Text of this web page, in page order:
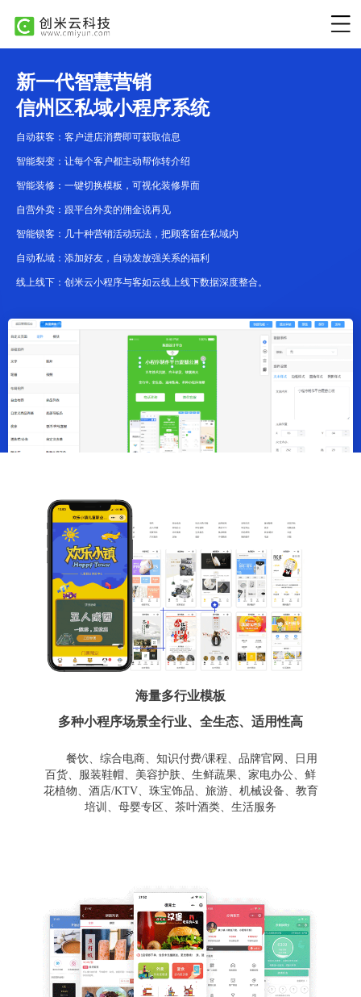
新一代智慧营销
信州区私域小程序系统
自动获客：客户进店消费即可获取信息
智能裂变：让每个客户都主动帮你转介绍
智能装修：一键切换模板，可视化装修界面
自营外卖：跟平台外卖的佣金说再见
智能锁客：几十种营销活动玩法，把顾客留在私域内
自动私域：添加好友，自动发放强关系的福利
线上线下：创米云小程序与客如云线上线下数据深度整合。
海量多行业模板
多种小程序场景全行业、全生态、适用性高
餐饮、综合电商、知识付费/课程、品牌官网、日用
百货、服装鞋帽、美容护肤、生鲜蔬果、家电办公、鲜
花植物、酒店/KTV、珠宝饰品、旅游、机械设备、教育
培训、母婴专区、茶叶酒类、生活服务